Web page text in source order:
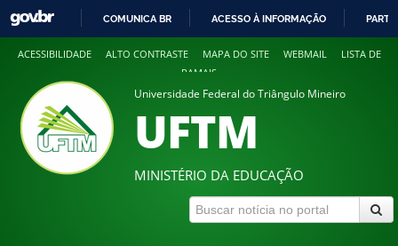
COMUNICA BR ACESSO À INFORMAÇÃO
ACESSIBILIDADE ALTO CONTRASTE MAPA DO SITE WEBMAIL
LISTA DE
RAMAIS
Universidade Federal do Triângulo Mineiro
UFTM
MINISTÉRIO DA EDUCAÇÃO